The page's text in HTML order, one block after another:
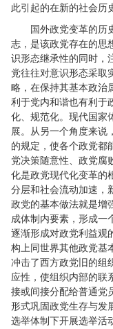
此引起的在新的社会历
国外政党变革的历
志，是该政党存在的思
识形态继承性的同时，
党往往对意识形态采取
略，在保持其基本政治
利于党内和谐也有利于
化、规范化。现代国家
展。从另一个角度来说
的规定，使各个政党都
党决策随意性、政党腐
化是政党现代化变革的
分层和社会流动加速，
政党的基本做法就是增
成体制内要素，形成一
逐渐形成对政党利益观
构上同世界其他政党基
冲击了西方政党旧的组
应性，使组织内部的联
接或间接分配给普通党
形式巩固政党生存与发
选举体制下开展选举活